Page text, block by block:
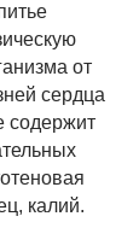
от
сердца
содержит
калий.